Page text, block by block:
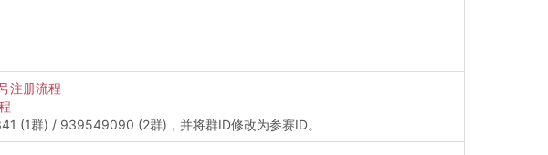
注册流程
(1群) / 939549090 (2群)，并将群ID修改为参赛ID。